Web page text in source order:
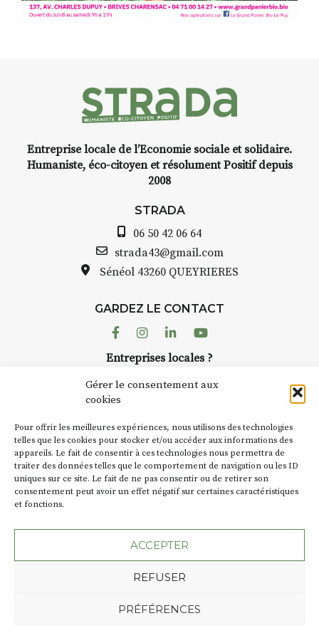
Gérer le consentement aux
cookies
Pour offrir les meilleures expériences, nous utilisons des technologies
telles que les cookies pour stocker et/ou accéder aux informations des
appareils. Le fait de consentir à ces technologies nous permettra de
traiter des données telles que le comportement de navigation ou les ID
uniques sur ce site. Le fait de ne pas consentir ou de retirer son
consentement peut avoir un effet négatif sur certaines caractéristiques
et fonctions.
ACCEPTER
REFUSER
PRÉFÉRENCES
d’Auzon, cette expo-
INTERVIEW
avez ouvert une galerie à
Auzon…
Bernard TURLE Le Fumoir n’est
pas une galerie permanente.
AuzonToujours organise
dans le village. Des artistes et
caves, les granges d’Auzon. Le
Fumoir est l’un de ces espaces
d’autres activités culturelles de
la Petite Cité de Caractère. Par
exemple, l’installationCochon
Charbons’inscrit comme en
« off » du festival d’Auzon 2026
SA D’où vient le nom :Fumoir?
BT C’est le terme employé dans
les actes de propriété du lieu.
c’était un saloir et
Entreprise locale de l’Economie sociale et solidaire.
Humaniste, éco-citoyen et résolument Positif depuis
2008
STRADA
06 50 42 06 64
strada43@gmail.com
Sénéol 43260 QUEYRIERES
GARDEZ LE CONTACT
FacebookInstagram
LinkedinYoutube
Entreprises locales ?
Suivez toute l'actu de Strada
Politique de confidentialité